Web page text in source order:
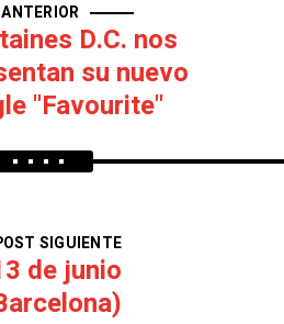
D.C. nos
su nuevo
"Favourite"
SIGUIENTE
de junio